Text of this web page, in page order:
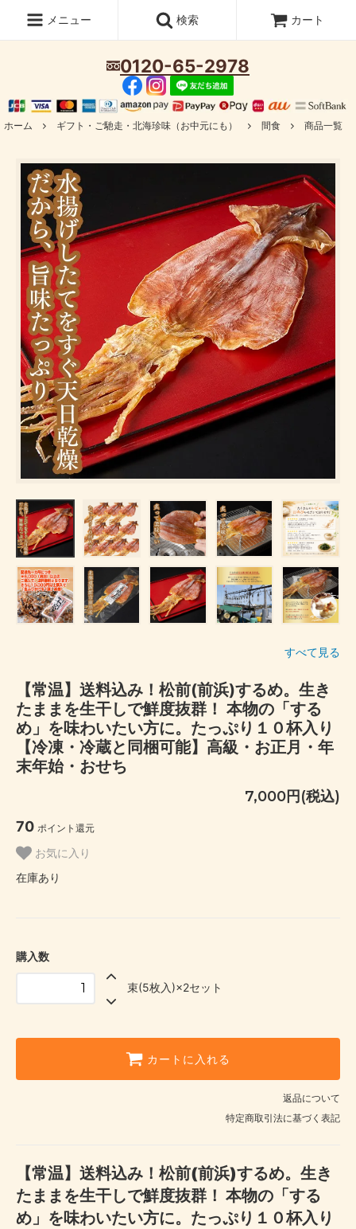
0120-65-2978
メニュー 検索 カート
ホーム ギフト・ご馳走・北海珍味（お中元にも） 間食 商品一覧
すべて見る
【常温】送料込み！松前(前浜)するめ。生き
たままを生干しで鮮度抜群！ 本物の「する
め」を味わいたい方に。たっぷり１０杯入り
【冷凍・冷蔵と同梱可能】高級・お正月・年
末年始・おせち
7,000円(税込)
70 ポイント還元
お気に入り
在庫あり
購入数
束(5枚入)×2セット
カートに入れる
返品について
特定商取引法に基づく表記
【常温】送料込み！松前(前浜)するめ。生き
たままを生干しで鮮度抜群！ 本物の「する
め」を味わいたい方に。たっぷり１０杯入り